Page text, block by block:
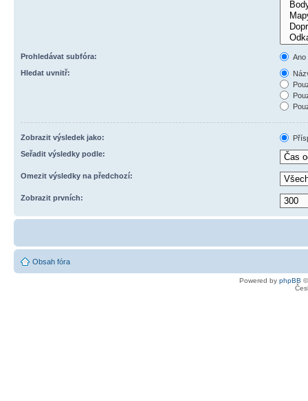
Prohledávat subfóra:
Ano
Hledat uvnitř:
Zobrazit výsledek jako:
Seřadit výsledky podle:
Omezit výsledky na předchozí:
Zobrazit prvních:
Obsah fóra
Powered by phpBB